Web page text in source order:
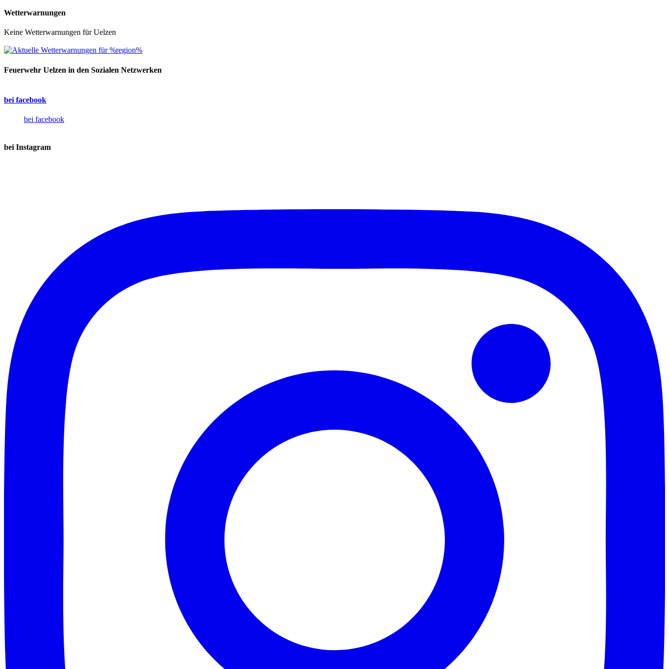
Wetterwarnungen
Keine Wetterwarnungen für Uelzen
Feuerwehr Uelzen in den Sozialen Netzwerken
bei facebook
bei facebook
bei Instagram